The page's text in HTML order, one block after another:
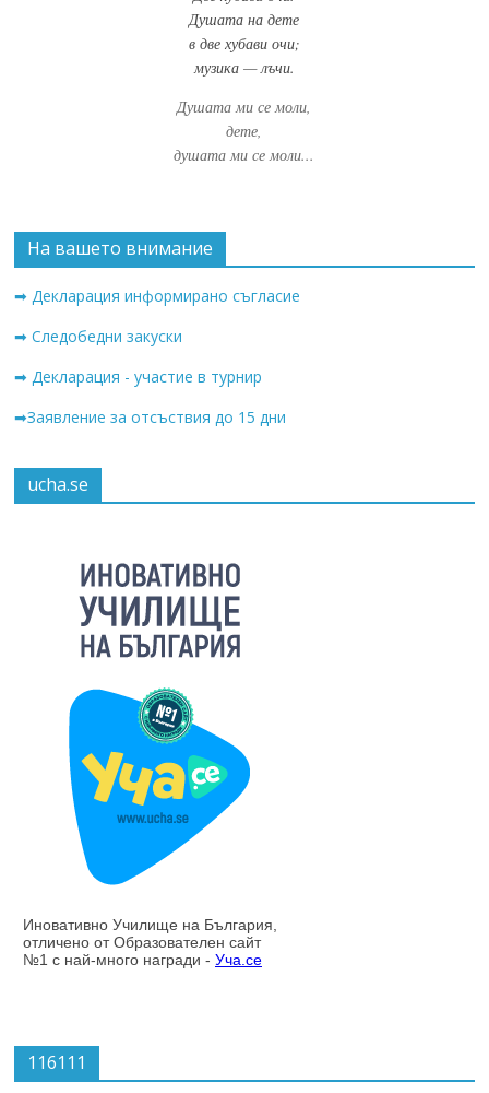
Душата на дете
в две хубави очи;
музика — лъчи.
Душата ми се моли,
дете,
душата ми се моли...
На вашето внимание
➡ Декларация информирано съгласие
➡ Следобедни закуски
➡ Декларация - участие в турнир
➡Заявление за отсъствия до 15 дни
ucha.se
116111